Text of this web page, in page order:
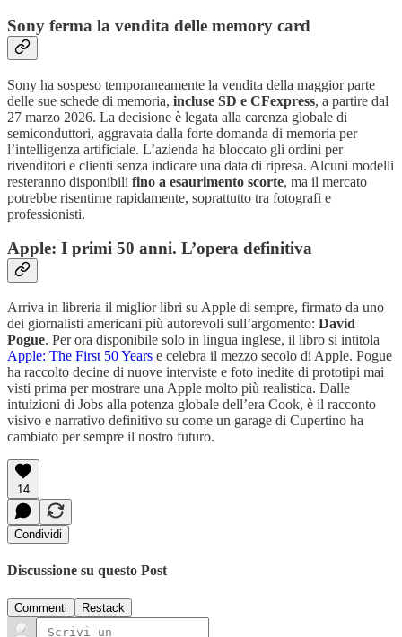
Sony ferma la vendita delle memory card
Sony ha sospeso temporaneamente la vendita della maggior parte
delle sue schede di memoria, incluse SD e CFexpress, a partire dal
27 marzo 2026. La decisione è legata alla carenza globale di
semiconduttori, aggravata dalla forte domanda di memoria per
l’intelligenza artificiale. L’azienda ha bloccato gli ordini per
rivenditori e clienti senza indicare una data di ripresa. Alcuni modelli
resteranno disponibili fino a esaurimento scorte, ma il mercato
potrebbe risentirne rapidamente, soprattutto tra fotografi e
professionisti.
Apple: I primi 50 anni. L’opera definitiva
Arriva in libreria il miglior libri su Apple di sempre, firmato da uno
dei giornalisti americani più autorevoli sull’argomento: David
Pogue. Per ora disponibile solo in lingua inglese, il libro si intitola
Apple: The First 50 Years e celebra il mezzo secolo di Apple. Pogue
ha raccolto decine di nuove interviste e foto inedite di prototipi mai
visti prima per mostrare una Apple molto più realistica. Dalle
intuizioni di Jobs alla potenza globale dell’era Cook, è il racconto
visivo e narrativo definitivo su come un garage di Cupertino ha
cambiato per sempre il nostro futuro.
14
Condividi
Discussione su questo Post
Commenti Restack